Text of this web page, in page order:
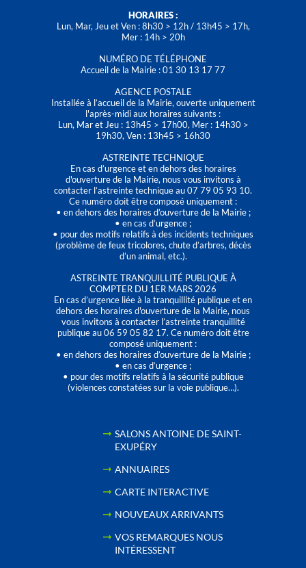
HORAIRES :
Lun, Mar, Jeu et Ven : 8h30 > 12h / 13h45 > 17h,
Mer : 14h > 20h
NUMÉRO DE TÉLÉPHONE
Accueil de la Mairie : 01 30 13 17 77
AGENCE POSTALE
Installée à l’accueil de la Mairie, ouverte uniquement
l'après-midi aux horaires suivants :
Lun, Mar et Jeu : 13h45 > 17h00, Mer : 14h30 >
19h30, Ven : 13h45 > 16h30
ASTREINTE TECHNIQUE
En cas d’urgence et en dehors des horaires
d'ouverture de la Mairie, nous vous invitons à
contacter l’astreinte technique au 07 79 05 93 10.
Ce numéro doit être composé uniquement :
• en dehors des horaires d’ouverture de la Mairie ;
• en cas d’urgence ;
• pour des motifs relatifs à des incidents techniques
(problème de feux tricolores, chute d’arbres, décès
d’un animal, etc.).
ASTREINTE TRANQUILLITÉ PUBLIQUE À
COMPTER DU 1ER MARS 2026
En cas d’urgence liée à la tranquillité publique et en
dehors des horaires d'ouverture de la Mairie, nous
vous invitons à contacter l’astreinte tranquillité
publique au 06 59 05 82 17. Ce numéro doit être
composé uniquement :
• en dehors des horaires d’ouverture de la Mairie ;
• en cas d’urgence ;
• pour des motifs relatifs à la sécurité publique
(violences constatées sur la voie publique…).
SALONS ANTOINE DE SAINT-
EXUPÉRY
ANNUAIRES
CARTE INTERACTIVE
NOUVEAUX ARRIVANTS
VOS REMARQUES NOUS
INTÉRESSENT